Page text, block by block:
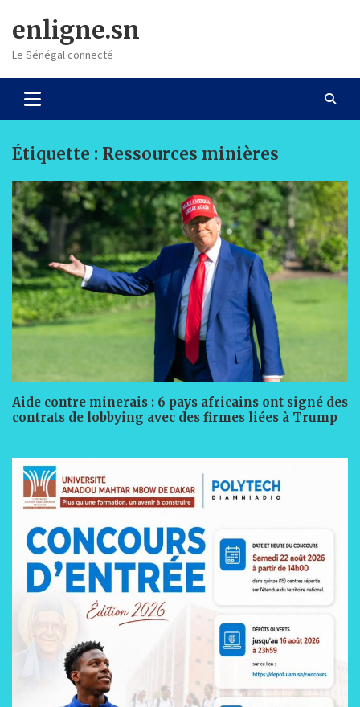
content
enligne.sn
Le Sénégal connecté
Étiquette : Ressources minières
Aide contre minerais : 6 pays africains ont signé des
contrats de lobbying avec des firmes liées à Trump